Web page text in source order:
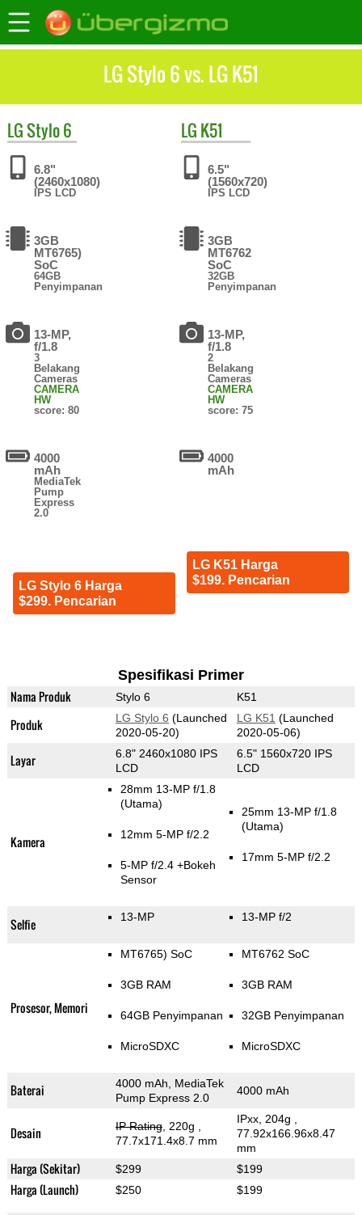
LG Stylo 6 vs. LG K51
LGStylo 6
6.8"
(2460x1080)
IPS LCD
3GB
MT6765)
SoC
64GB
Penyimpanan
13-MP,
f/1.8
3
Belakang
Cameras
CAMERA
HW
score: 80
4000
mAh
MediaTek
Pump
Express
2.0
LG Stylo 6 Harga
$299. Pencarian
LG K51
6.5"
(1560x720)
IPS LCD
3GB
MT6762
SoC
32GB
Penyimpanan
13-MP,
f/1.8
2
Belakang
Cameras
CAMERA
HW
score: 75
4000
mAh
LG K51 Harga
$199. Pencarian
Spesifikasi Primer
Nama Produk Stylo 6 K51
Produk LG Stylo 6 (Launched
2020-05-20)
LG K51 (Launched
2020-05-06)
Layar
6.8" 2460x1080 IPS
LCD
6.5" 1560x720 IPS
LCD
Kamera
28mm 13-MP f/1.8
(Utama)
12mm 5-MP f/2.2
5-MP f/2.4 +Bokeh
Sensor
25mm 13-MP f/1.8
(Utama)
17mm 5-MP f/2.2
Selfie 13-MP 13-MP f/2
Prosesor, Memori
MT6765) SoC
3GB RAM
64GB Penyimpanan
MicroSDXC
MT6762 SoC
3GB RAM
32GB Penyimpanan
MicroSDXC
Baterai
4000 mAh, MediaTek
Pump Express 2.0
4000 mAh
Desain IP Rating, 220g
77.7x171.4x8.7 mm
IPxx, 204g
77.92x166.96x8.47
mm
Harga (Sekitar) $299 $199
Harga (Launch) $250 $199